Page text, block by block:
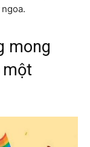
mong
một